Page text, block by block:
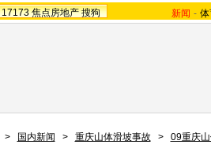
17173 焦点房地产 搜狗 新闻 -
> 国内新闻 > 重庆山体滑坡事故 > 09重庆